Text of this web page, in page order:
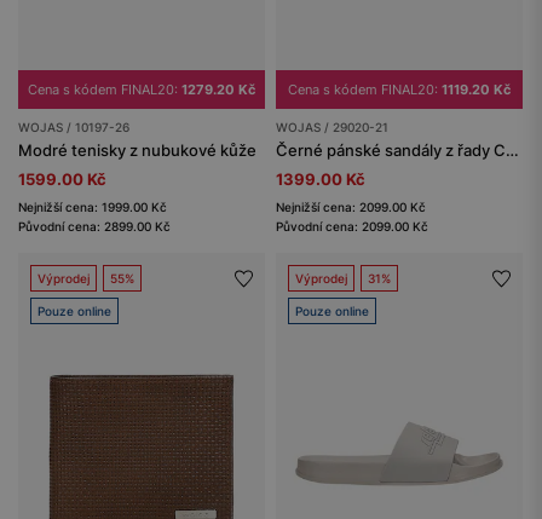
Cena s kódem FINAL20: 1279.20 Kč
WOJAS / 10197-26
Modré tenisky z nubukové kůže
1599.00 Kč
Nejnižší cena: 1999.00 Kč
Původní cena: 2899.00 Kč
Cena s kódem FINAL20: 1119.20 Kč
WOJAS / 29020-21
Černé pánské sandály z řady Comfort
1399.00 Kč
Nejnižší cena: 2099.00 Kč
Původní cena: 2099.00 Kč
Výprodej 55%
Pouze online
Výprodej 31%
Pouze online